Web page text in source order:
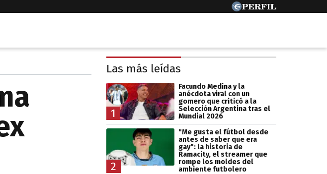
Las más leídas
1
Facundo Medina y la
anécdota viral con un
gomero que criticó a la
Selección Argentina tras el
Mundial 2026
2
"Me gusta el fútbol desde
antes de saber que era
gay": la historia de
Ramacity, el streamer que
rompe los moldes del
ambiente futbolero